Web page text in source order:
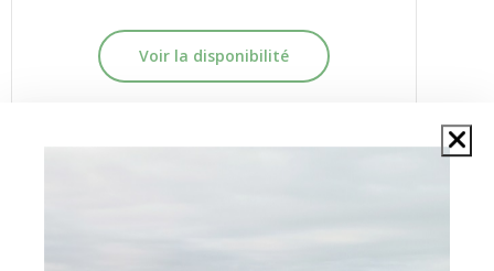
Voir la disponibilité